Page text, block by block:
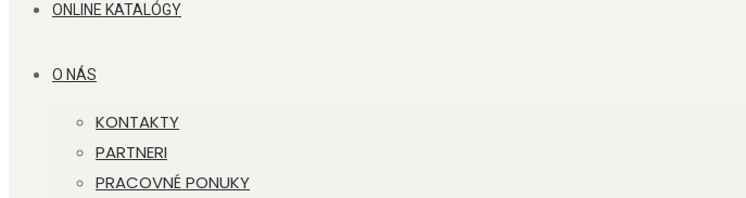
ONLINE KATALÓGY
O NÁS
KONTAKTY
PARTNERI
PRACOVNÉ PONUKY